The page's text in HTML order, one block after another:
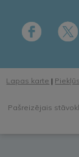
Lapas karte |
Pašreizējais